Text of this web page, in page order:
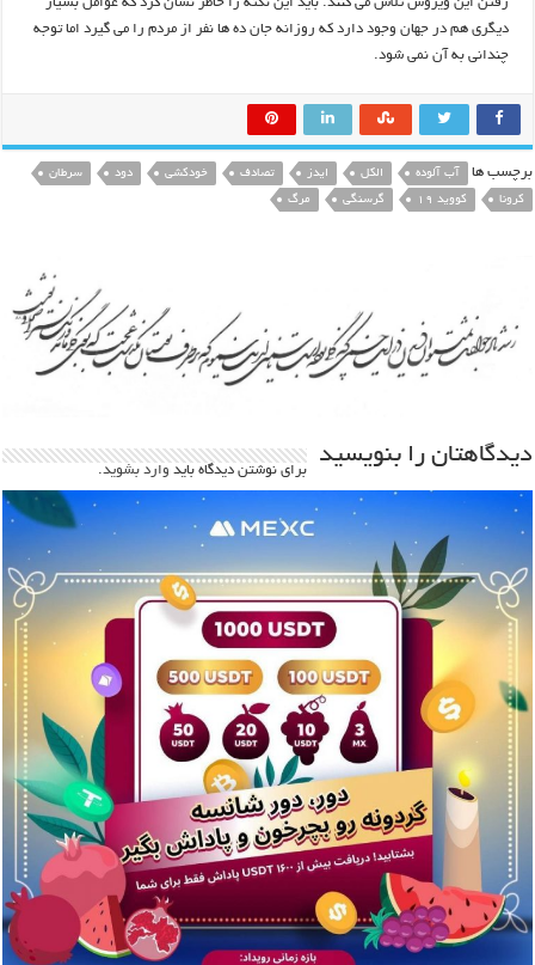
رفتن این ویروس تلاش می کنند. باید این نکته را خاطر نشان کرد که عوامل بسیار
دیگری هم در جهان وجود دارد که روزانه جان ده ها نفر از مردم را می گیرد اما توجه
چندانی به آن نمی شود.
برچسب ها آب آلوده الکل ایدز تصادف خودکشی دود
سرطان
کرونا
کووید 19 گرسنگی مرگ
دیدگاهتان را بنویسید
برای نوشتن دیدگاه باید وارد بشوید.